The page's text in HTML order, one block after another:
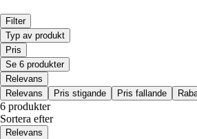
Filter
Typ av produkt
Pris
Se 6 produkter
Relevans
Relevans
Pris stigande Pris fallande
6 produkter
Sortera efter
Relevans